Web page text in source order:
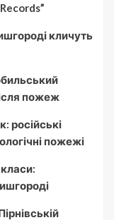
кличуть
пожеж
російські
пожежі